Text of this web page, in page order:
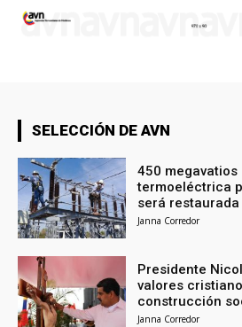
SELECCIÓN DE AVN
450
termoeléctrica
será
Janna Corredor
Presidente
valores
construcción
Janna Corredor